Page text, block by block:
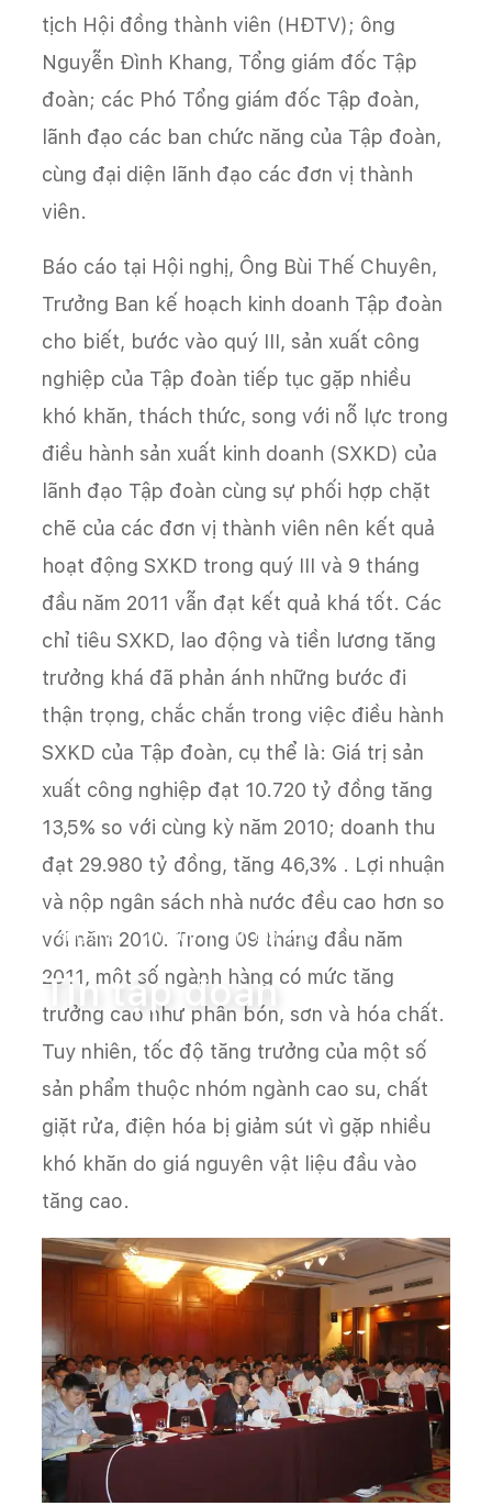
Trang chủ Tin tức Tin tập đoàn
Tin tập đoàn
tịch Hội đồng thành viên (HĐTV); ông
Nguyễn Đình Khang, Tổng giám đốc Tập
đoàn; các Phó Tổng giám đốc Tập đoàn,
lãnh đạo các ban chức năng của Tập đoàn,
cùng đại diện lãnh đạo các đơn vị thành
viên.
Báo cáo tại Hội nghị, Ông Bùi Thế Chuyên,
Trưởng Ban kế hoạch kinh doanh Tập đoàn
cho biết, bước vào quý III, sản xuất công
nghiệp của Tập đoàn tiếp tục gặp nhiều
khó khăn, thách thức, song với nỗ lực trong
điều hành sản xuất kinh doanh (SXKD) của
lãnh đạo Tập đoàn cùng sự phối hợp chặt
chẽ của các đơn vị thành viên nên kết quả
hoạt động SXKD trong quý III và 9 tháng
đầu năm 2011 vẫn đạt kết quả khá tốt. Các
chỉ tiêu SXKD, lao động và tiền lương tăng
trưởng khá đã phản ánh những bước đi
thận trọng, chắc chắn trong việc điều hành
SXKD của Tập đoàn, cụ thể là: Giá trị sản
xuất công nghiệp đạt 10.720 tỷ đồng tăng
13,5% so với cùng kỳ năm 2010; doanh thu
đạt 29.980 tỷ đồng, tăng 46,3% . Lợi nhuận
và nộp ngân sách nhà nước đều cao hơn so
với năm 2010. Trong 09 tháng đầu năm
2011, một số ngành hàng có mức tăng
trưởng cao như phân bón, sơn và hóa chất.
Tuy nhiên, tốc độ tăng trưởng của một số
sản phẩm thuộc nhóm ngành cao su, chất
giặt rửa, điện hóa bị giảm sút vì gặp nhiều
khó khăn do giá nguyên vật liệu đầu vào
tăng cao.